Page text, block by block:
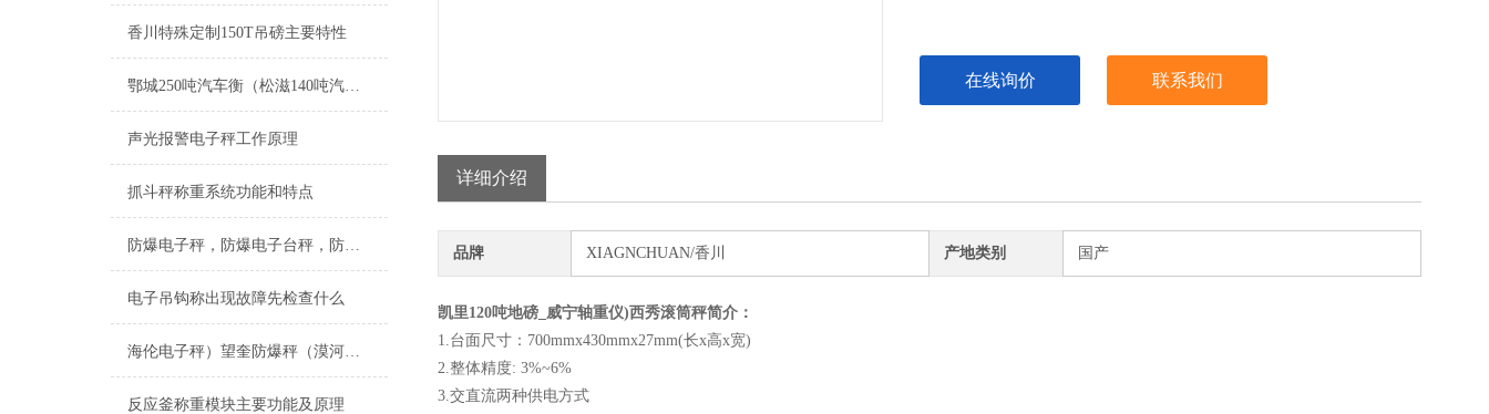
香川特殊定制150T吊磅主要特性
鄂城250吨汽车衡（松滋140吨汽车磅）蕲春60T地磅维修
声光报警电子秤工作原理
抓斗秤称重系统功能和特点
防爆电子秤，防爆电子台秤，防爆地磅，防爆电子地磅
电子吊钩称出现故障先检查什么
海伦电子秤）望奎防爆秤（漠河称重模块）大兴安岭电子秤（爱辉防爆秤维修
反应釜称重模块主要功能及原理
在线询价 联系我们
详细介绍
品牌 XIAGNCHUAN/香川 产地类别 国产
凯里120吨地磅_威宁轴重仪)西秀滚筒秤简介：
1.台面尺寸：700mmx430mmx27mm(长x高x宽)
2.整体精度: 3%~6%
3.交直流两种供电方式